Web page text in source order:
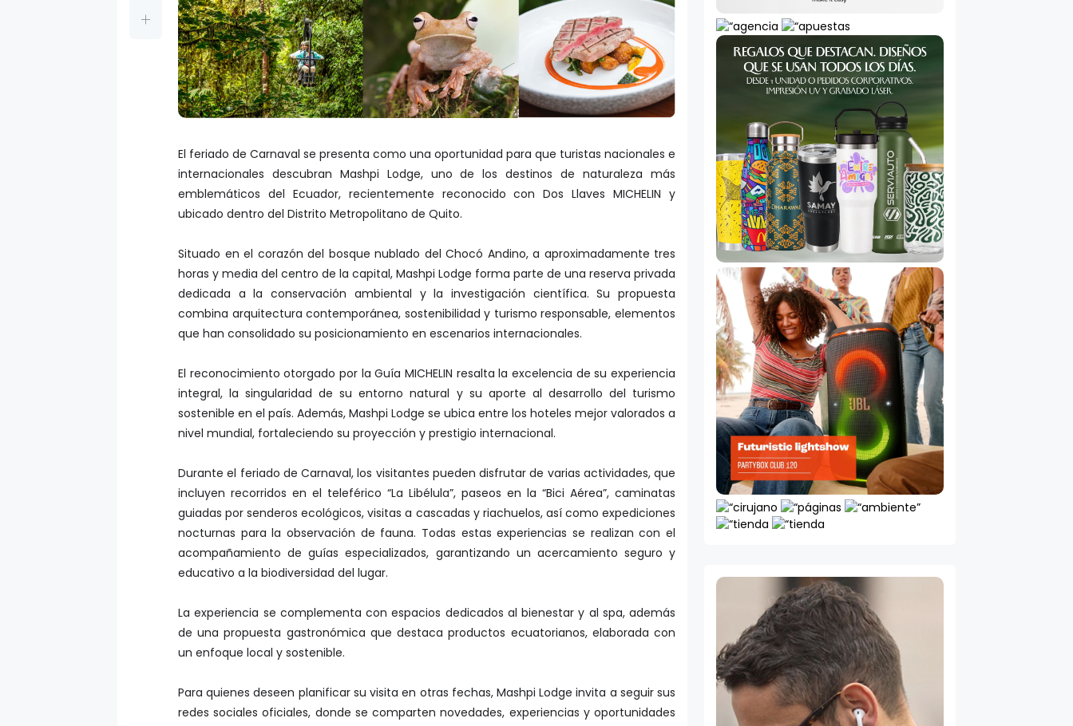
El feriado de Carnaval se presenta como una oportunidad para que turistas nacionales e
internacionales descubran Mashpi Lodge, uno de los destinos de naturaleza más
emblemáticos del Ecuador, recientemente reconocido con Dos Llaves MICHELIN y
ubicado dentro del Distrito Metropolitano de Quito.
Situado en el corazón del bosque nublado del Chocó Andino, a aproximadamente tres
horas y media del centro de la capital, Mashpi Lodge forma parte de una reserva privada
dedicada a la conservación ambiental y la investigación científica. Su propuesta
combina arquitectura contemporánea, sostenibilidad y turismo responsable, elementos
que han consolidado su posicionamiento en escenarios internacionales.
El reconocimiento otorgado por la Guía MICHELIN resalta la excelencia de su experiencia
integral, la singularidad de su entorno natural y su aporte al desarrollo del turismo
sostenible en el país. Además, Mashpi Lodge se ubica entre los hoteles mejor valorados a
nivel mundial, fortaleciendo su proyección y prestigio internacional.
Durante el feriado de Carnaval, los visitantes pueden disfrutar de varias actividades, que
incluyen recorridos en el teleférico “La Libélula”, paseos en la “Bici Aérea”, caminatas
guiadas por senderos ecológicos, visitas a cascadas y riachuelos, así como expediciones
nocturnas para la observación de fauna. Todas estas experiencias se realizan con el
acompañamiento de guías especializados, garantizando un acercamiento seguro y
educativo a la biodiversidad del lugar.
La experiencia se complementa con espacios dedicados al bienestar y al spa, además
de una propuesta gastronómica que destaca productos ecuatorianos, elaborada con
un enfoque local y sostenible.
Para quienes deseen planificar su visita en otras fechas, Mashpi Lodge invita a seguir sus
redes sociales oficiales, donde se comparten novedades, experiencias y oportunidades